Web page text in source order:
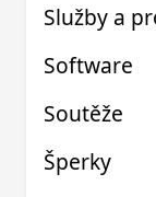
Služby a
Software
Soutěže
Šperky